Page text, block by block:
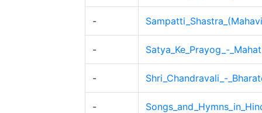
-
- Satya_Ke_Prayog_-
- Shri_Chandravali_-
-